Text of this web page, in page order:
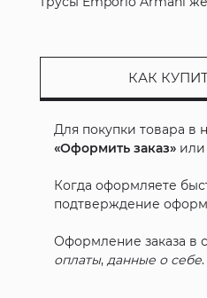
КАК
Для покупки товара в
«Оформить заказ»
Когда оформляете
подтверждение
Оформление заказа в
оплаты,данные о себе